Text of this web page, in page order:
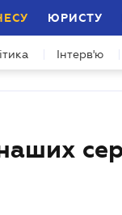
ЮРИСТУ
Інтерв'ю